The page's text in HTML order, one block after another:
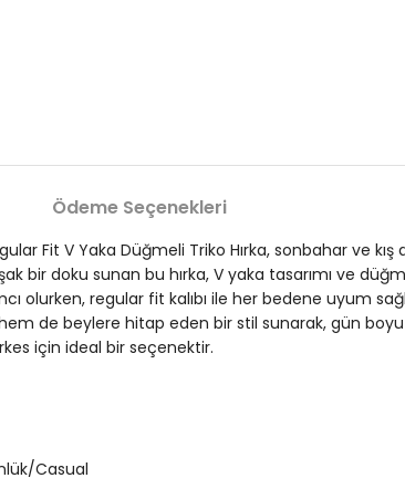
Ödeme Seçenekleri
Fit V Yaka Düğmeli Triko Hırka, sonbahar ve
bir doku sunan bu hırka, V yaka tasarımı ve
olurken, regular fit kalıbı ile her bedene uyum
de beylere hitap eden bir stil sunarak, gün boyu
için ideal bir seçenektir.
Casual